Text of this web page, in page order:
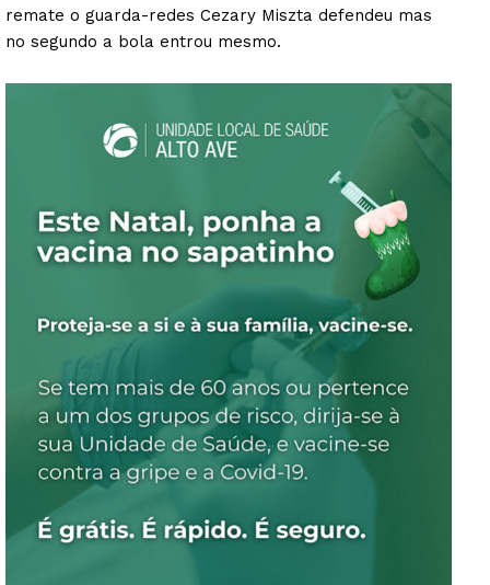
remate o guarda-redes Cezary Miszta defendeu mas
no segundo a bola entrou mesmo.